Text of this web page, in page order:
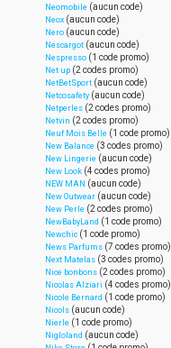
Neomobile (aucun code)
Neox (aucun code)
Nero (aucun code)
Nescargot (aucun code)
Nespresso (1 code promo)
Net up (2 codes promo)
NetBetSport (aucun code)
Netcosafety (aucun code)
Netperles (2 codes promo)
Netvin (2 codes promo)
Neuf Mois Belle (1 code promo)
New Balance (3 codes promo)
New Lingerie (aucun code)
New Look (4 codes promo)
NEW MAN (aucun code)
New Outwear (aucun code)
New Perle (2 codes promo)
NewBabyLand (1 code promo)
Newchic (1 code promo)
News Parfums (7 codes promo)
Next Matelas (3 codes promo)
Nice bonbons (2 codes promo)
Nicolas Alziari (4 codes promo)
Nicole Bernard (1 code promo)
Nicols (aucun code)
Nierle (1 code promo)
Nigloland (aucun code)